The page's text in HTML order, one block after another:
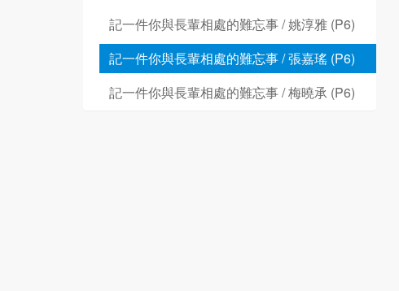
記一件你與長輩相處的難忘事 / 姚淳雅 (P6)
記一件你與長輩相處的難忘事 / 張嘉瑤 (P6)
記一件你與長輩相處的難忘事 / 梅曉承 (P6)